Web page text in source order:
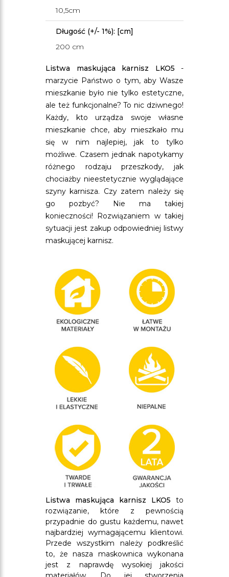
10,5cm
Długość (+/- 1%): [cm]
200 cm
Listwa maskująca karnisz LKO5 -
marzycie Państwo o tym, aby Wasze
mieszkanie było nie tylko estetyczne,
ale też funkcjonalne? To nic dziwnego!
Każdy, kto urządza swoje własne
mieszkanie chce, aby mieszkało mu
się w nim najlepiej, jak to tylko
możliwe. Czasem jednak napotykamy
różnego rodzaju przeszkody, jak
chociażby nieestetycznie wyglądające
szyny karnisza. Czy zatem należy się
go pozbyć? Nie ma takiej
konieczności! Rozwiązaniem w takiej
sytuacji jest zakup odpowiedniej listwy
maskującej karnisz.
Listwa maskująca karnisz LKO5 to
rozwiązanie, które z pewnością
przypadnie do gustu każdemu, nawet
najbardziej wymagającemu klientowi.
Przede wszystkim należy podkreślić
to, że nasza maskownica wykonana
jest z naprawdę wysokiej jakości